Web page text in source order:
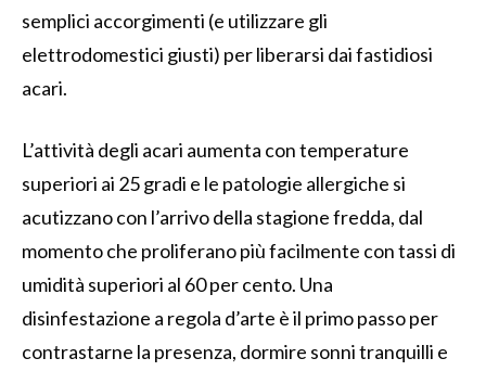
semplici accorgimenti (e utilizzare gli
elettrodomestici giusti) per liberarsi dai fastidiosi
acari.
L’attività degli acari aumenta con temperature
superiori ai 25 gradi e le patologie allergiche si
acutizzano con l’arrivo della stagione fredda, dal
momento che proliferano più facilmente con tassi di
umidità superiori al 60 per cento. Una
disinfestazione a regola d’arte è il primo passo per
contrastarne la presenza, dormire sonni tranquilli e